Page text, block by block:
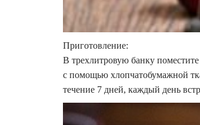
Приготовление:
В трехлитровую банку
с помощью хлопчатобумажной
течение 7 дней, каждый день